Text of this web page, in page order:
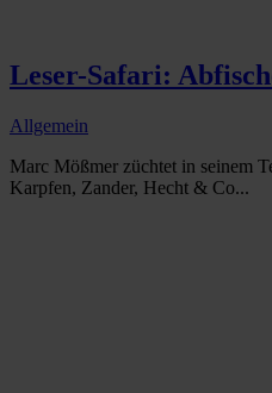
Leser-Safari:
Allgemein
Marc Mößmer züchtet in seinem
Karpfen, Zander, Hecht & Co...